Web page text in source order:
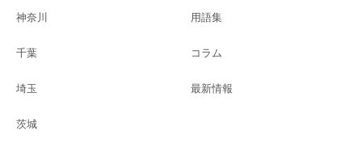
神奈川
千葉
埼玉
茨城
用語集
コラム
最新情報